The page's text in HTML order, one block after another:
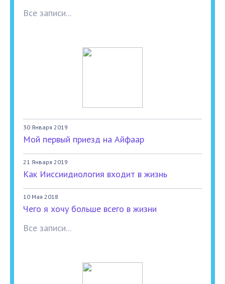
Все записи...
30 Января 2019
Мой первый приезд на Айфаар
21 Января 2019
Как Ииссиидиология входит в жизнь
10 Мая 2018
Чего я хочу больше всего в жизни
Все записи...